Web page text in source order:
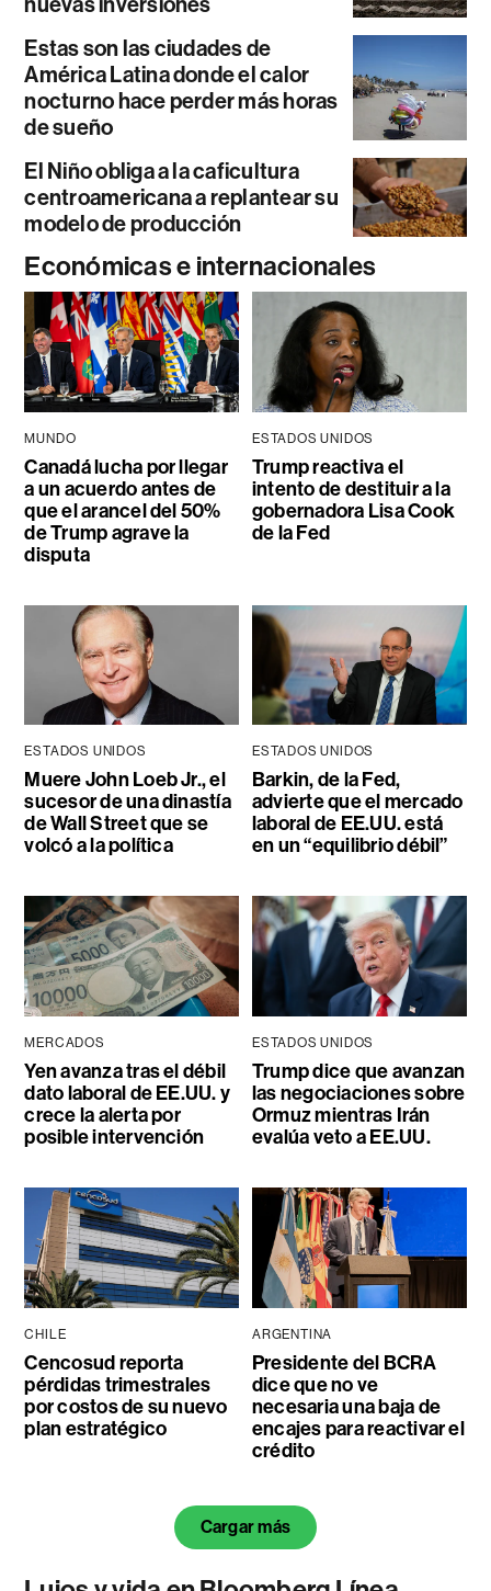
Estas son las ciudades de
América Latina donde el calor
nocturno hace perder más horas
de sueño
El Niño obliga a la caficultura
centroamericana a replantear su
modelo de producción
Económicas e internacionales
MUNDO
Canadá lucha por llegar
a un acuerdo antes de
que el arancel del 50%
de Trump agrave la
disputa
ESTADOS UNIDOS
Trump reactiva el
intento de destituir a la
gobernadora Lisa Cook
de la Fed
ESTADOS UNIDOS
Muere John Loeb Jr., el
sucesor de una dinastía
de Wall Street que se
volcó a la política
ESTADOS UNIDOS
Barkin, de la Fed,
advierte que el mercado
laboral de EE.UU. está
en un “equilibrio débil”
MERCADOS
Yen avanza tras el débil
dato laboral de EE.UU. y
crece la alerta por
posible intervención
ESTADOS UNIDOS
Trump dice que avanzan
las negociaciones sobre
Ormuz mientras Irán
evalúa veto a EE.UU.
CHILE
Cencosud reporta
pérdidas trimestrales
por costos de su nuevo
plan estratégico
ARGENTINA
Presidente del BCRA
dice que no ve
necesaria una baja de
encajes para reactivar el
crédito
Cargar más